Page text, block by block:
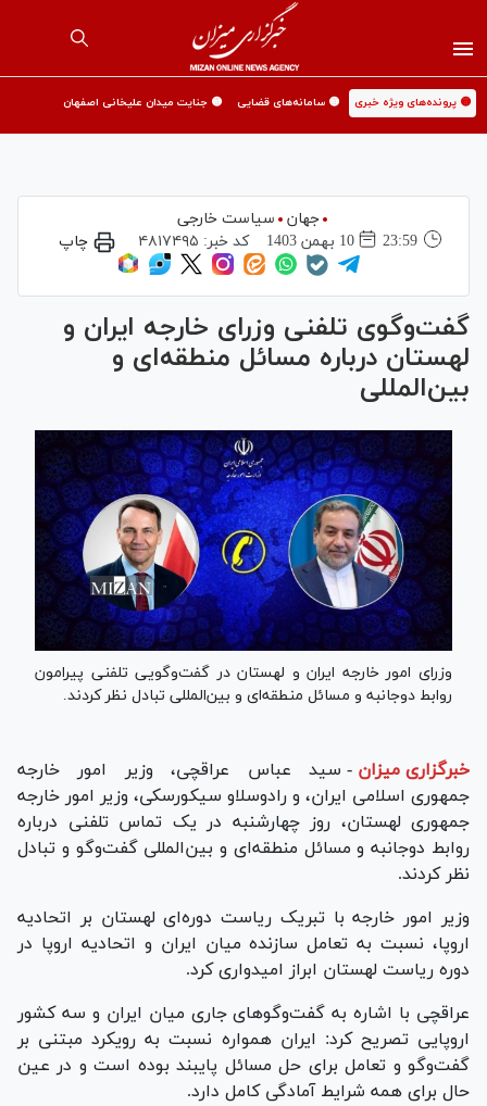
🟡 پرونده‌های ویژه خبری 🟡 سامانه‌های قضایی 🟡 جنایت میدان علیخانی اصفهان
جهان
سیاست خارجی
23:59
10 بهمن 1403 کد خبر: ۴۸۱۷۴۹۵ چاپ
گفت‌وگوی تلفنی وزرای خارجه ایران و
لهستان درباره مسائل منطقه‌ای و
بین‌المللی
وزرای امور خارجه ایران و لهستان در گفت‌وگویی تلفنی پیرامون
روابط دوجانبه و مسائل منطقه‌ای و بین‌المللی تبادل نظر کردند.
خبرگزاری میزان - سید عباس عراقچی، وزیر امور خارجه
جمهوری اسلامی ایران، و رادوسلاو سیکورسکی، وزیر امور خارجه
جمهوری لهستان، روز چهارشنبه در یک تماس تلفنی درباره
روابط دوجانبه و مسائل منطقه‌ای و بین‌المللی گفت‌وگو و تبادل
نظر کردند.
وزیر امور خارجه با تبریک ریاست دوره‌ای لهستان بر اتحادیه
اروپا، نسبت به تعامل سازنده میان ایران و اتحادیه اروپا در
دوره ریاست لهستان ابراز امیدواری کرد.
عراقچی با اشاره به گفت‌وگوهای جاری میان ایران و سه کشور
اروپایی تصریح کرد: ایران همواره نسبت به رویکرد مبتنی بر
گفت‌وگو و تعامل برای حل مسائل پایبند بوده است و در عین
حال برای همه شرایط آمادگی کامل دارد.